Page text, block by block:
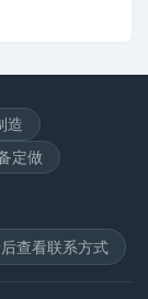
造
定做
查看联系方式